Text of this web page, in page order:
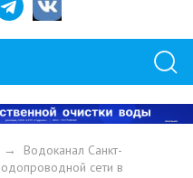
→ Водоканал Санкт-
сети в